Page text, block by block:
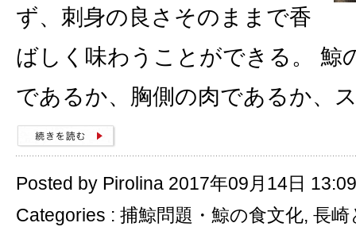
ず、刺身の良さそのままで香
ばしく味わうことができる。 鯨
であるか、胸側の肉であるか、
Posted by Pirolina 2017年09月14日 13:09
Categories : 捕鯨問題・鯨の食文化, 長崎